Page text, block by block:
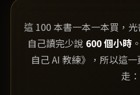
這 100 本書一本一本買，
自己讀完少說 600 個小時
自己 AI 教練》，所以這
走：